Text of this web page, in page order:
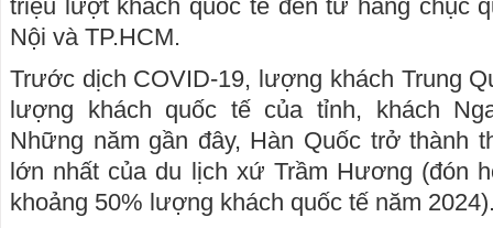
triệu lượt khách quốc tế đến từ hàng chục
Nội và TP.HCM.
Trước dịch COVID-19, lượng khách Trung
lượng khách quốc tế của tỉnh, khách
Những năm gần đây, Hàn Quốc trở thành
lớn nhất của du lịch xứ Trầm Hương (đón
khoảng 50% lượng khách quốc tế năm